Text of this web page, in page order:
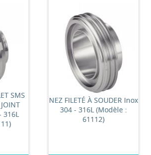
SMS
316L
NEZ FILETÉ À SOUDER Inox
304 - 316L (Modèle :
61112)